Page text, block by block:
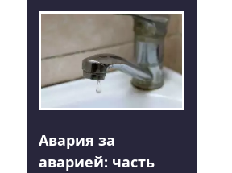
Авария за
аварией: часть